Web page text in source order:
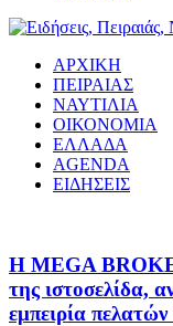
ΑΡΧΙΚΗ
ΠΕΙΡΑΙΑΣ
ΝΑΥΤΙΛΙΑ
ΟΙΚΟΝΟΜΙΑ
ΕΛΛΑΔΑ
AGENDA
ΕΙΔΗΣΕΙΣ
Η MEGA
της ιστοσελίδα,
εμπειρία